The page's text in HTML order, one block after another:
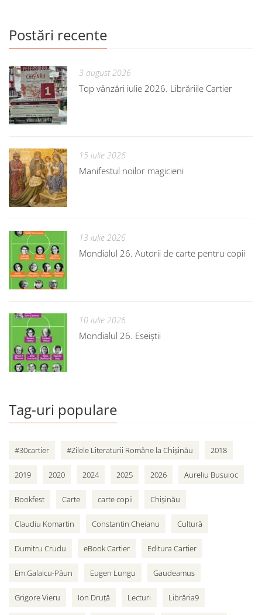
Postări recente
3 august 2026
Top vânzări iulie 2026. Librăriile Cartier
15 iulie 2026
Manifestul noilor magicieni
13 iulie 2026
Mondialul 26. Autorii de carte pentru copii
10 iulie 2026
Mondialul 26. Eseiștii
Tag-uri populare
#30cartier #Zilele Literaturii Române la Chișinău 2018
2019 2020 2024 2025 2026 Aureliu Busuioc
Bookfest Carte carte copii Chișinău
Claudiu Komartin Constantin Cheianu Cultură
Dumitru Crudu eBook Cartier Editura Cartier
Em.Galaicu-Păun Eugen Lungu Gaudeamus
Grigore Vieru Ion Druță Lecturi Librăria9